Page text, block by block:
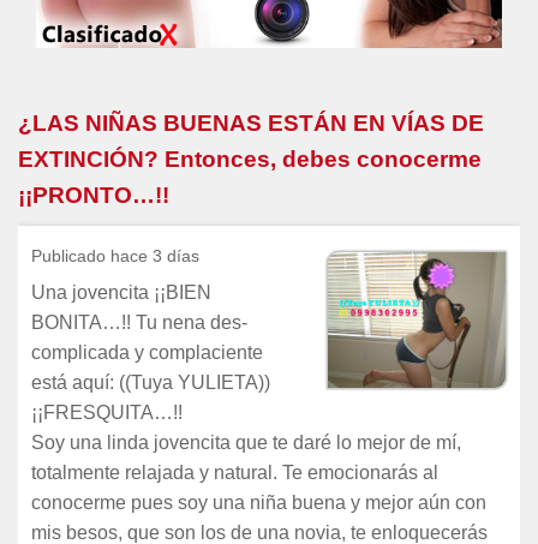
¿LAS NIÑAS BUENAS ESTÁN EN VÍAS DE
EXTINCIÓN? Entonces, debes conocerme
¡¡PRONTO…!!
Publicado hace 3 días
Una jovencita ¡¡BIEN
BONITA…!! Tu nena des-
complicada y complaciente
está aquí: ((Tuya YULIETA))
¡¡FRESQUITA…!!
Soy una linda jovencita que te daré lo mejor de mí,
totalmente relajada y natural. Te emocionarás al
conocerme pues soy una niña buena y mejor aún con
mis besos, que son los de una novia, te enloquecerás